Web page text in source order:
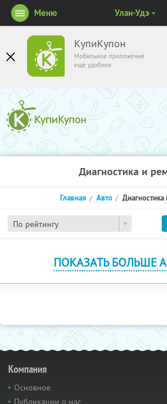
КупиКупон
Мобильное приложение
ещё удобнее
Меню Улан-Удэ
Диагностика и
По рейтингу
Главная Авто
ПОКАЗАТЬ БОЛЬШЕ
Компания
Основное
Публикации о нас